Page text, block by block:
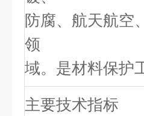
防腐、航天航空
领
域。是材料保护
主要技术指标